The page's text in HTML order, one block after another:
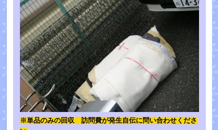
※単品のみの回収 訪問費が発生自伝に問い合わせくださ